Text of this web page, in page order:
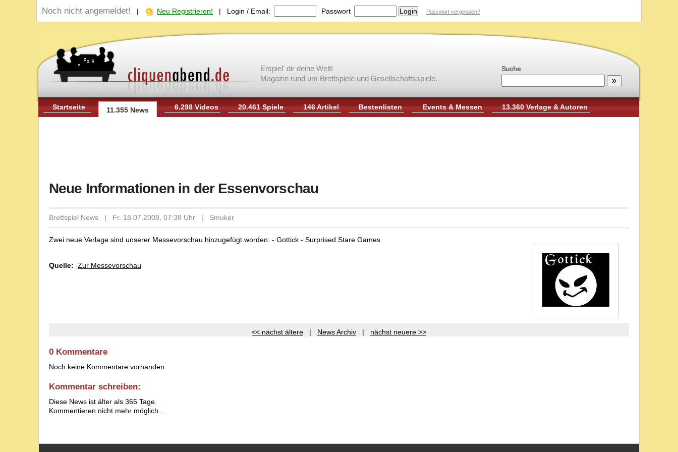
Noch nicht angemeldet! | Neu Registrieren! | Login / Email: Passwort Passwort vergessen?
Suche
Erspiel' dir deine Welt!
Magazin rund um Brettspiele und Gesellschaftsspiele.
Startseite 11.355 News 6.298 Videos 20.461 Spiele 146 Artikel Bestenlisten Events & Messen 13.360 Verlage & Autoren
Neue Informationen in der Essenvorschau
Brettspiel News | Fr. 18.07.2008, 07:38 Uhr | Smuker
Zwei neue Verlage sind unserer Messevorschau hinzugefügt worden: - Gottick - Surprised Stare Games
Quelle: Zur Messevorschau
<< nächst ältere | News Archiv | nächst neuere >>
0 Kommentare
Noch keine Kommentare vorhanden
Kommentar schreiben:
Diese News ist älter als 365 Tage.
Kommentieren nicht mehr möglich...